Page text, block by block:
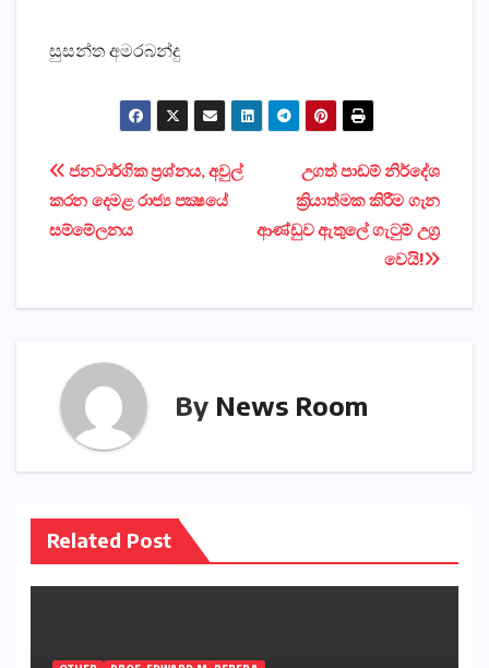
සුසන්ත අමරබන්දු
Post
navigation
උගත් පාඩම් නිර්දේශ
ක්‍රියාත්මක කිරීම ගැන
ආණ්‌ඩුව ඇතුලේ ගැටුම් උග්‍ර
වෙයි!
ජනවාර්ගික ප්‍රශ්නය, අවුල්
කරන දෙමළ රාජ්‍ය පක්‍ෂයේ
සම්මේලනය
By News Room
Related Post